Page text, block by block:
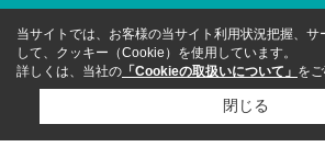
当サイトでは、お客様の当サイト利用状況把握、サ
して、クッキー（Cookie）を使用しています。
詳しくは、当社の 「Cookieの取扱いについて」 を
閉じる